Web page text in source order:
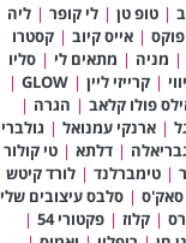
| טופ טן | לי קופר | ליה
פוקס | אייס קיוב | קסטרו
| מניה | מתאים לי | סליו
| קרייזי ליין |
GLOW
|
פולו קלאב | הגרה |
| ארנקי עמנואל | גולברי
| דלתא | טי קולור
| טימברלנד | לורד קיטש
סאק'ס | סלבס עיצובים שלי
| קלוז | פקטורי 54
|